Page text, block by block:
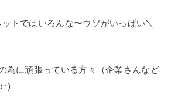
トではいろんな〜ウソがいっぱい＼
為に頑張っている方々（企業さんなど
)ゞ